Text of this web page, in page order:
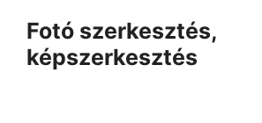
tartalomba
Fotó szerkesztés,
képszerkesztés